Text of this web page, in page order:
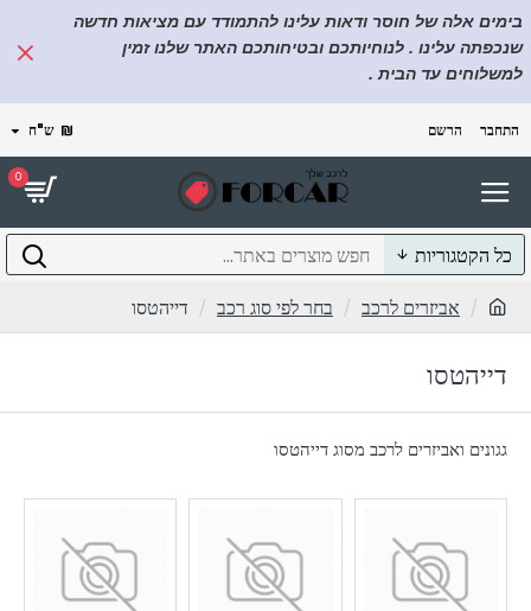
בימים אלה של חוסר ודאות עלינו להתמודד עם מציאות חדשה
שנכפתה עלינו . לנוחיותכם ובטיחותכם האתר שלנו זמין
למשלוחים עד הבית .
התחבר הרשם ₪ ש"ח
0
כל הקטגוריות
אביזרים לרכב בחר לפי סוג רכב דייהטסו
דייהטסו
גגונים ואביזרים לרכב מסוג דייהטסו